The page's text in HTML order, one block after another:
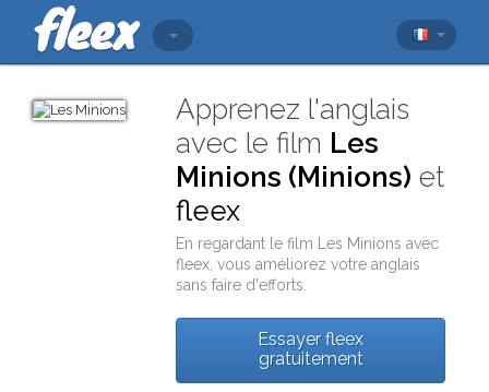
Apprenez l'anglais
avec le film Les
Minions (Minions) et
fleex
En regardant le film Les Minions avec
fleex , vous améliorez votre anglais
sans faire d'efforts.
Essayer fleex
gratuitement